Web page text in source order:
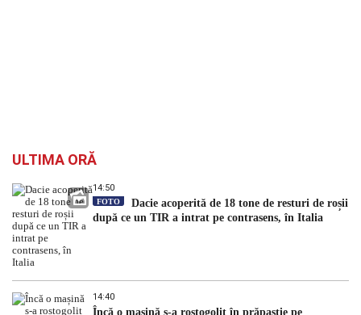
ULTIMA ORĂ
14:50
FOTO
Dacie acoperită de 18 tone de resturi de roșii
după ce un TIR a intrat pe contrasens, în Italia
14:40
Încă o mașină s-a rostogolit în prăpastie pe